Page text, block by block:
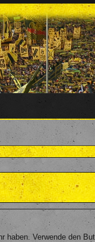
Verwende den